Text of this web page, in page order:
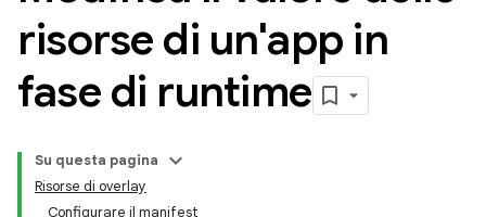
risorse di un'app in
fase di runtime
Su questa pagina
Risorse di overlay
Configurare il manifest